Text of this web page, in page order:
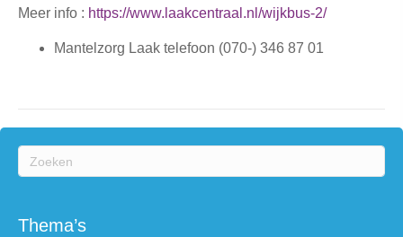
Meer info : https://www.laakcentraal.nl/wijkbus-2/
Mantelzorg Laak telefoon (070-) 346 87 01
Thema’s